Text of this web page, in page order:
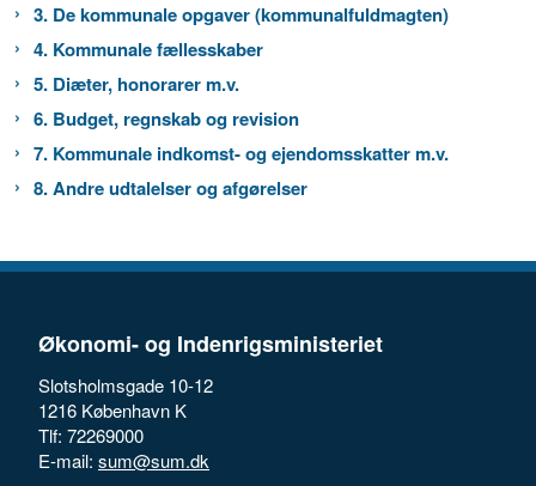
3. De kommunale opgaver (kommunalfuldmagten)
4. Kommunale fællesskaber
5. Diæter, honorarer m.v.
6. Budget, regnskab og revision
7. Kommunale indkomst- og ejendomsskatter m.v.
8. Andre udtalelser og afgørelser
Økonomi- og Indenrigsministeriet
Slotsholmsgade 10-12
1216 København K
Tlf: 72269000
E-mail: sum@sum.dk